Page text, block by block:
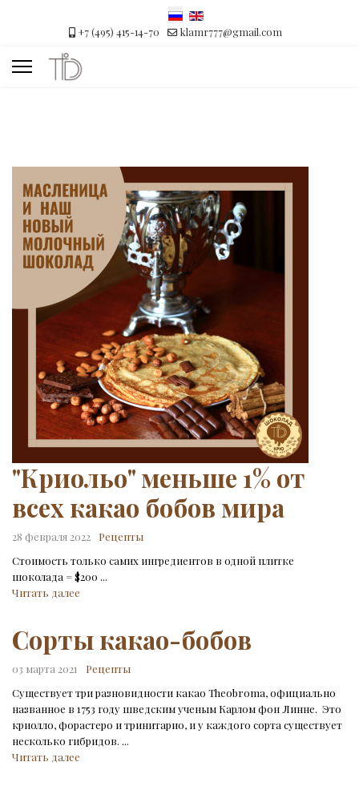
+7 (495) 415-14-70 klamr777@gmail.com
"Криольо" меньше 1% от
всех какао бобов мира
28 февраля 2022
Рецепты
Стоимость только самих ингредиентов в одной плитке
шоколада = $200 ...
Читать далее
Сорты какао-бобов
03 марта 2021
Рецепты
Существует три разновидности какао Theobroma, официально
названное в 1753 году шведским ученым Карлом фон Линне. Это
криолло, форастеро и тринитарио, и у каждого сорта существует
несколько гибридов. ...
Читать далее